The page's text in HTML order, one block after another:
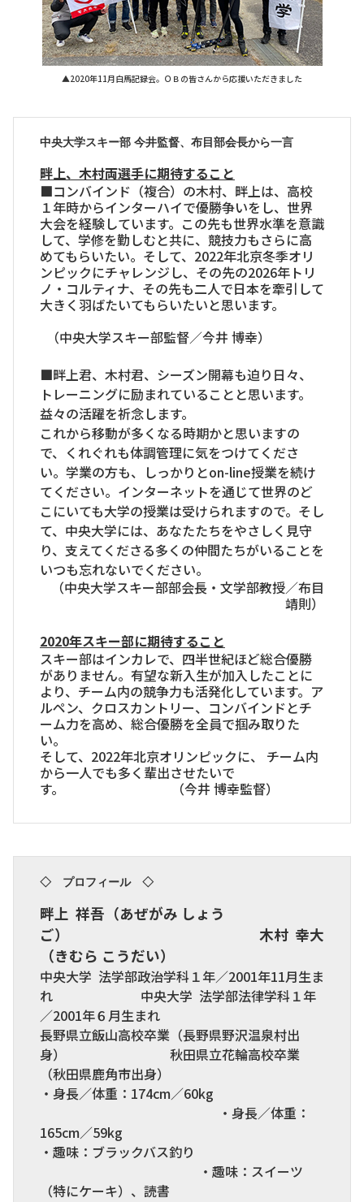
▲2020年11月白馬記録会。ＯＢの皆さんから応援いただきました
中央大学スキー部 今井監督、布目部会長から一言
畔上、木村両選手に期待すること
■コンバインド（複合）の木村、畔上は、高校
１年時からインターハイで優勝争いをし、世界
大会を経験しています。この先も世界水準を意識
して、学修を勤しむと共に、競技力もさらに高
めてもらいたい。そして、2022年北京冬季オリ
ンピックにチャレンジし、その先の2026年トリ
ノ・コルティナ、その先も二人で日本を牽引して
大きく羽ばたいてもらいたいと思います。
（中央大学スキー部監督／今井 博幸）
■畔上君、木村君、シーズン開幕も迫り日々、
トレーニングに励まれていることと思います。
益々の活躍を祈念します。
これから移動が多くなる時期かと思いますの
で、くれぐれも体調管理に気をつけてくださ
い。学業の方も、しっかりとon-line授業を続け
てください。インターネットを通じて世界のど
こにいても大学の授業は受けられますので。そし
て、中央大学には、あなたたちをやさしく見守
り、支えてくださる多くの仲間たちがいることを
いつも忘れないでください。
（中央大学スキー部部会長・文学部教授／布目
靖則）
2020年スキー部に期待すること
スキー部はインカレで、四半世紀ほど総合優勝
がありません。有望な新入生が加入したことに
より、チーム内の競争力も活発化しています。ア
ルペン、クロスカントリー、コンバインドとチ
ーム力を高め、総合優勝を全員で掴み取りた
い。
そして、2022年北京オリンピックに、 チーム内
から一人でも多く輩出させたいで
す。 （今井 博幸監督）
◇ プロフィール ◇
畔上 祥吾（あぜがみ しょう
ご） 木村 幸大
（きむら こうだい）
中央大学 法学部政治学科１年／2001年11月生ま
れ 中央大学 法学部法律学科１年
／2001年６月生まれ
長野県立飯山高校卒業（長野県野沢温泉村出
身） 秋田県立花輪高校卒業
（秋田県鹿角市出身）
・身長／体重：174cm／60kg
・身長／体重：
165cm／59kg
・趣味：ブラックバス釣り
・趣味：スイーツ
（特にケーキ）、読書